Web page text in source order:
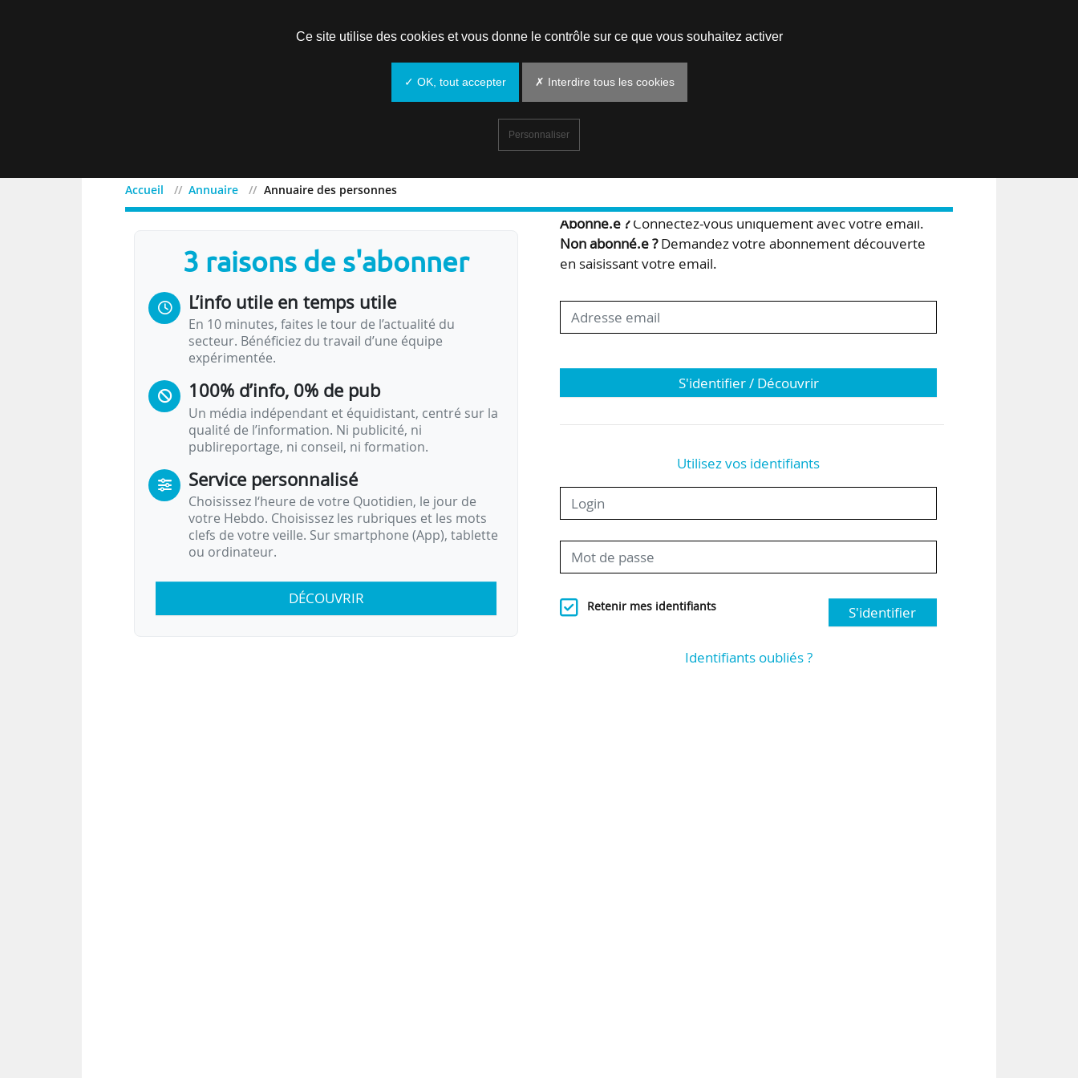
Accueil Annuaire Annuaire des personnes
3 raisons de s'abonner
L’info utile en temps utile
En 10 minutes, faites le tour de l’actualité du
secteur. Bénéficiez du travail d’une équipe
expérimentée.
100% d’info, 0% de pub
Un média indépendant et équidistant, centré sur la
qualité de l’information. Ni publicité, ni
publireportage, ni conseil, ni formation.
Service personnalisé
Choisissez l‘heure de votre Quotidien, le jour de
votre Hebdo. Choisissez les rubriques et les mots
clefs de votre veille. Sur smartphone (App), tablette
ou ordinateur.
DÉCOUVRIR
Bienvenue,
Abonné.e ?Connectez-vous uniquement avec votre email.
Non abonné.e ?Demandez votre abonnement découverte
en saisissant votre email.
S'identifier / Découvrir
Utilisez vos identifiants
Retenir mes identifiants S'identifier
Identifiants oubliés ?
Ce site utilise des cookies et vous donne le contrôle sur ce que vous souhaitez activer
✓ OK, tout accepter ✗ Interdire tous les cookies
Personnaliser